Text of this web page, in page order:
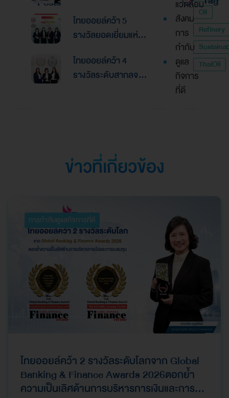
Finance Awards
2026ตอกย้ำความเป็น
เลิศด้านการบริหาร
การเงินและการระดม
ทุน
ไทยออยล์คว้า 5
รางวัลยอดเยี่ยมแห่ง
รางวัล “Asian
Excellence Award
ไทยออยล์คว้า 4
รางวัลระดับสากลจาก
แวดล้อม
สังคม
การ
กำกับ
ดูแล
กิจการ
ที่ดี
Oil
Refinery
ThaiOil
ข่าวที่เกี่ยวข้อง
การกำกับดูแลกิจการที่ดี
ไทยออยล์คว้า 2 รางวัลระดับโลกจาก Global
Banking & Finance Awards 2026ตอกย้ำ
ความเป็นเลิศด้านการบริหารการเงินและการ